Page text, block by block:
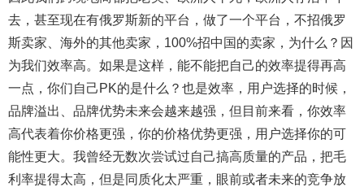
去，甚至现在有俄罗斯新的平台，做了一个平台，不招俄罗
斯卖家、海外的其他卖家，100%招中国的卖家，为什么？因
为我们效率高。如果是这样，能不能把自己的效率提得再高
一点，你们自己PK的是什么？也是效率，用户选择的时候，
品牌溢出、品牌优势未来会越来越强，但目前来看，你效率
高代表着你价格更强，你的价格优势更强，用户选择你的可
能性更大。我曾经无数次尝试过自己搞高质量的产品，把毛
利率提得太高，但是同质化太严重，眼前或者未来的竞争放